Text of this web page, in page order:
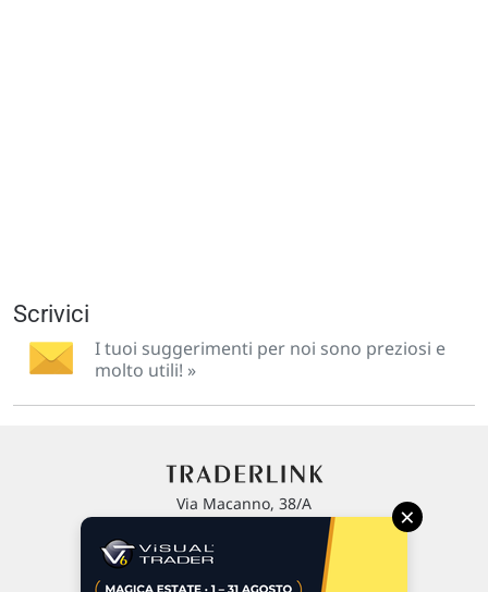
Scrivici
I tuoi suggerimenti per noi sono preziosi e
molto utili! »
Via Macanno, 38/A
P.IVA 02 452 460 401
×